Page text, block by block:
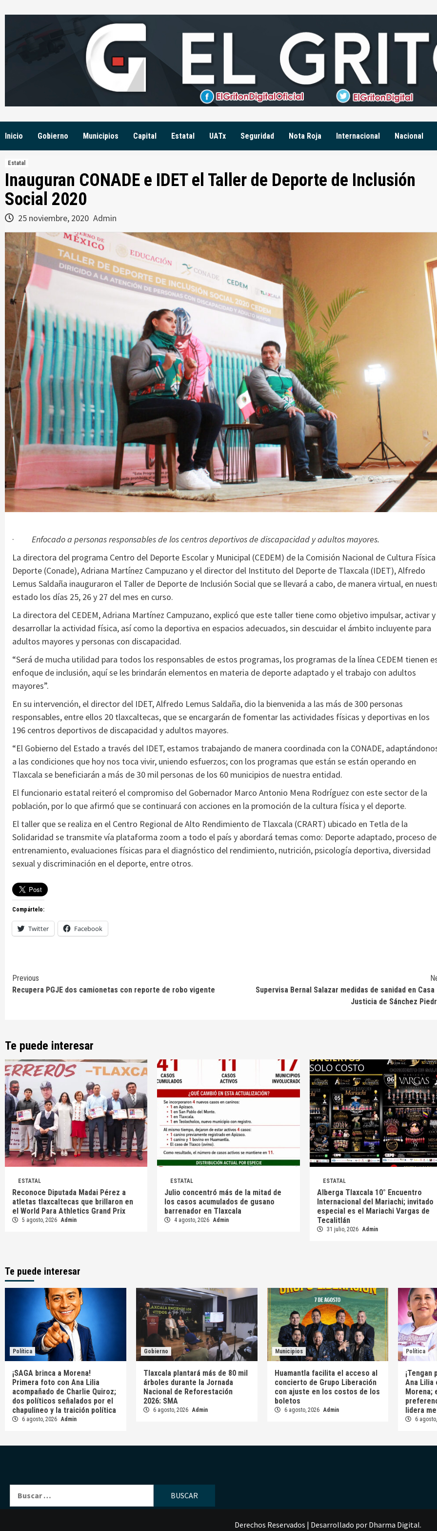
to
Inicio Gobierno Municipios Capital Estatal UATx Seguridad Nota Roja Internacional Nacional
Estatal
Inauguran CONADE e IDET el Taller de Deporte de Inclusión
Social 2020
25 noviembre, 2020 Admin
· Enfocado a personas responsables de los centros deportivos de discapacidad y adultos mayores.
La directora del programa Centro del Deporte Escolar y Municipal (CEDEM) de la Comisión Nacional de Cultura
Deporte (Conade), Adriana Martínez Campuzano y el director del Instituto del Deporte de Tlaxcala (IDET), Alfredo
Lemus Saldaña inauguraron el Taller de Deporte de Inclusión Social que se llevará a cabo, de manera virtual, en
estado los días 25, 26 y 27 del mes en curso.
La directora del CEDEM, Adriana Martínez Campuzano, explicó que este taller tiene como objetivo impulsar, activar y
desarrollar la actividad física, así como la deportiva en espacios adecuados, sin descuidar el ámbito incluyente para
adultos mayores y personas con discapacidad.
“Será de mucha utilidad para todos los responsables de estos programas, los programas de la línea CEDEM tienen
enfoque de inclusión, aquí se les brindarán elementos en materia de deporte adaptado y el trabajo con adultos
mayores”.
En su intervención, el director del IDET, Alfredo Lemus Saldaña, dio la bienvenida a las más de 300 personas
responsables, entre ellos 20 tlaxcaltecas, que se encargarán de fomentar las actividades físicas y deportivas en los
196 centros deportivos de discapacidad y adultos mayores.
“El Gobierno del Estado a través del IDET, estamos trabajando de manera coordinada con la CONADE,
a las condiciones que hoy nos toca vivir, uniendo esfuerzos; con los programas que están se están operando en
Tlaxcala se beneficiarán a más de 30 mil personas de los 60 municipios de nuestra entidad.
El funcionario estatal reiteró el compromiso del Gobernador Marco Antonio Mena Rodríguez con este sector de la
población, por lo que afirmó que se continuará con acciones en la promoción de la cultura física y el deporte.
El taller que se realiza en el Centro Regional de Alto Rendimiento de Tlaxcala (CRART) ubicado en Tetla de la
Solidaridad se transmite vía plataforma zoom a todo el país y abordará temas como: Deporte adaptado, proceso
entrenamiento, evaluaciones físicas para el diagnóstico del rendimiento, nutrición, psicología deportiva, diversidad
sexual y discriminación en el deporte, entre otros.
Compártelo:
Twitter Facebook
Continue
Reading
Previous
Recupera PGJE dos camionetas con reporte de robo vigente
Supervisa Bernal Salazar medidas de sanidad en Casa
Justicia de Sánchez
Te puede interesar
ESTATAL
Reconoce Diputada Madai Pérez a
atletas tlaxcaltecas que brillaron en
el World Para Athletics Grand Prix
5 agosto, 2026 Admin
ESTATAL
Julio concentró más de la mitad de
los casos acumulados de gusano
barrenador en Tlaxcala
4 agosto, 2026 Admin
ESTATAL
Alberga Tlaxcala 10° Encuentro
Internacional del Mariachi; invitado
especial es el Mariachi Vargas de
Tecalitlán
31 julio, 2026 Admin
Te puede interesar
Política
¡SAGA brinca a Morena!
Primera foto con Ana Lilia
acompañado de Charlie Quiroz;
dos políticos señalados por el
chapulineo y la traición política
6 agosto, 2026 Admin
Gobierno
Tlaxcala plantará más de 80 mil
árboles durante la Jornada
Nacional de Reforestación
2026: SMA
6 agosto, 2026 Admin
Municipios
Huamantla facilita el acceso al
concierto de Grupo Liberación
con ajuste en los costos de los
boletos
6 agosto, 2026 Admin
Política
¡Tengan
Ana Lilia
Morena;
lidera
6
Derechos Reservados | Desarrollado por Dharma Digital.